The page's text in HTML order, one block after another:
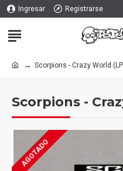
Ingresar Registrarse
Scorpions - Crazy World
Scorpions -
AGOTADO